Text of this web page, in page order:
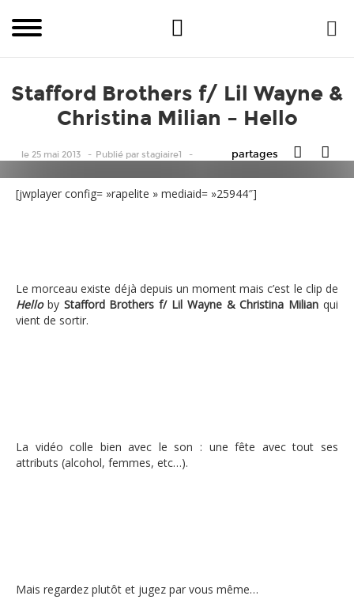
Stafford Brothers f/ Lil Wayne &
Christina Milian – Hello
le 25 mai 2013 Publiépar stagiaire1 partages
[jwplayer config= »rapelite » mediaid= »25944″]
Le morceau existe déjà depuis un moment mais c’est le clip de
Helloby Stafford Brothers f/ Lil Wayne & Christina Milian qui
vient de sortir.
La vidéo colle bien avec le son : une fête avec tout ses
attributs (alcohol, femmes, etc…).
Mais regardez plutôt et jugez par vous même…